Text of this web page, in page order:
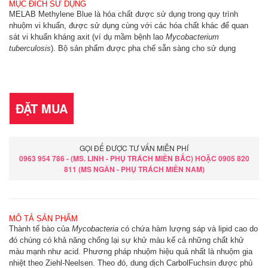
MỤC ĐÍCH SỬ DỤNG
MELAB Methylene Blue là hóa chất được sử dụng trong quy trình
nhuộm vi khuẩn, được sử dụng cùng với các hóa chất khác để quan
sát vi khuẩn kháng axit (ví dụ mầm bệnh lao Mycobacterium
tuberculosis). Bộ sản phẩm được pha chế sẵn sàng cho sử dụng
ĐẶT MUA
GỌI ĐỂ ĐƯỢC TƯ VẤN MIỄN PHÍ
0963 954 786 - (MS. LINH - PHỤ TRÁCH MIỀN BẮC) HOẶC 0905 820
811 (MS NGÂN - PHỤ TRÁCH MIỀN NAM)
MÔ TẢ SẢN PHẨM
Thành tế bào của Mycobacteria có chứa hàm lượng sáp và lipid cao do
đó chúng có khả năng chống lại sự khử màu kể cả những chất khử
màu mạnh như acid. Phương pháp nhuộm hiệu quả nhất là nhuộm gia
nhiệt theo Ziehl-Neelsen. Theo đó, dung dịch CarbolFuchsin được phủ